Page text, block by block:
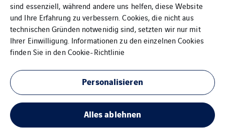
Kontakt
Datenschutz
Impressum
sind essenziell, während andere uns helfen, diese Website
und Ihre Erfahrung zu verbessern. Cookies, die nicht aus
technischen Gründen notwenidig sind, setzten wir nur mit
Ihrer Einwilligung. Informationen zu den einzelnen Cookies
finden Sie in denCookie-Richtlinie
Personalisieren
Alles ablehnen